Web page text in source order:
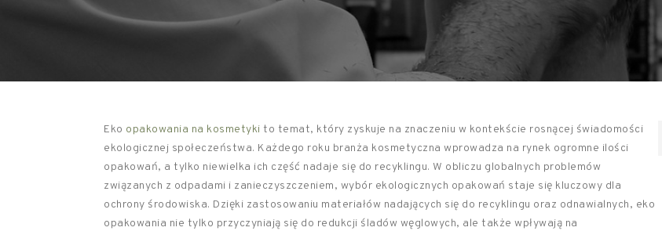
Eko opakowania na kosmetyki to temat, który zyskuje na znaczeniu w kontekście rosnącej świadomości
ekologicznej społeczeństwa. Każdego roku branża kosmetyczna wprowadza na rynek ogromne ilości
opakowań, a tylko niewielka ich część nadaje się do recyklingu. W obliczu globalnych problemów
związanych z odpadami i zanieczyszczeniem, wybór ekologicznych opakowań staje się kluczowy dla
ochrony środowiska. Dzięki zastosowaniu materiałów nadających się do recyklingu oraz odnawialnych, eko
opakowania nie tylko przyczyniają się do redukcji śladów węglowych, ale także wpływają na